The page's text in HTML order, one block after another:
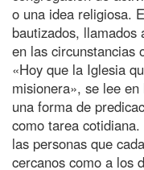
o una idea religiosa.
bautizados,
en las circunstancias
«Hoy que la Iglesia
misionera», se lee
una forma de
como tarea
las personas que
cercanos como a los